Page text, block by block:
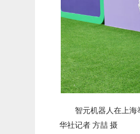
智元机器人在上
华社记者 方喆 摄